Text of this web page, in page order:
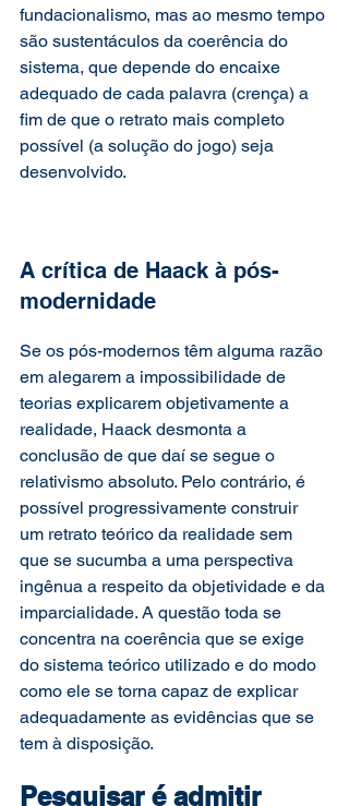
fundacionalismo, mas ao mesmo tempo
são sustentáculos da coerência do
sistema, que depende do encaixe
adequado de cada palavra (crença) a
fim de que o retrato mais completo
possível (a solução do jogo) seja
desenvolvido.
A crítica de Haack à pós-
modernidade
Se os pós-modernos têm alguma razão
em alegarem a impossibilidade de
teorias explicarem objetivamente a
realidade, Haack desmonta a
conclusão de que daí se segue o
relativismo absoluto. Pelo contrário, é
possível progressivamente construir
um retrato teórico da realidade sem
que se sucumba a uma perspectiva
ingênua a respeito da objetividade e da
imparcialidade. A questão toda se
concentra na coerência que se exige
do sistema teórico utilizado e do modo
como ele se torna capaz de explicar
adequadamente as evidências que se
tem à disposição.
Pesquisar é admitir